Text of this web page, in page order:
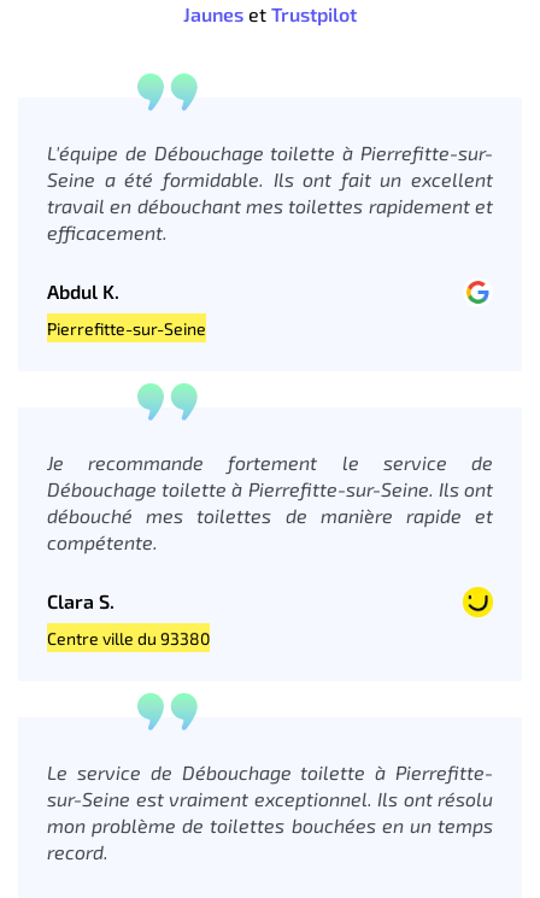
Jaunes et Trustpilot
L'équipe de Débouchage toilette à Pierrefitte-sur-
Seine a été formidable. Ils ont fait un excellent
travail en débouchant mes toilettes rapidement et
efficacement.
Abdul K.
Pierrefitte-sur-Seine
Je recommande fortement le service de
Débouchage toilette à Pierrefitte-sur-Seine. Ils ont
débouché mes toilettes de manière rapide et
compétente.
Clara S.
Centre ville du 93380
Le service de Débouchage toilette à Pierrefitte-
sur-Seine est vraiment exceptionnel. Ils ont résolu
mon problème de toilettes bouchées en un temps
record.